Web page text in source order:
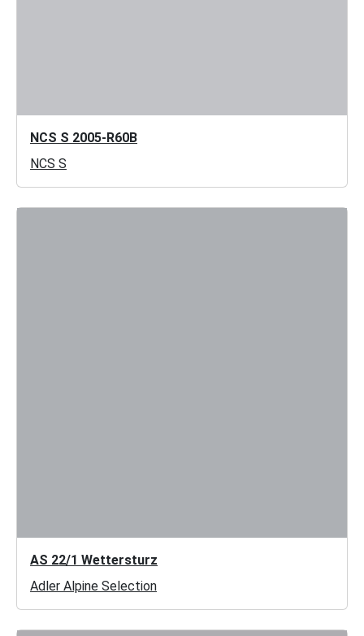
NCS S 2005-R60B
NCS S
AS 22/1 Wettersturz
Adler Alpine Selection